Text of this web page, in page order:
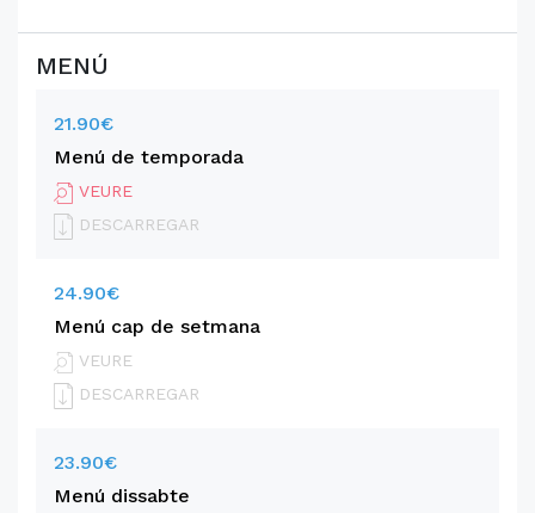
MENÚ
21.90€
Menú de temporada
VEURE
DESCARREGAR
24.90€
Menú cap de setmana
VEURE
DESCARREGAR
23.90€
Menú dissabte